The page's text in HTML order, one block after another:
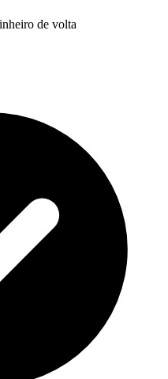
de volta